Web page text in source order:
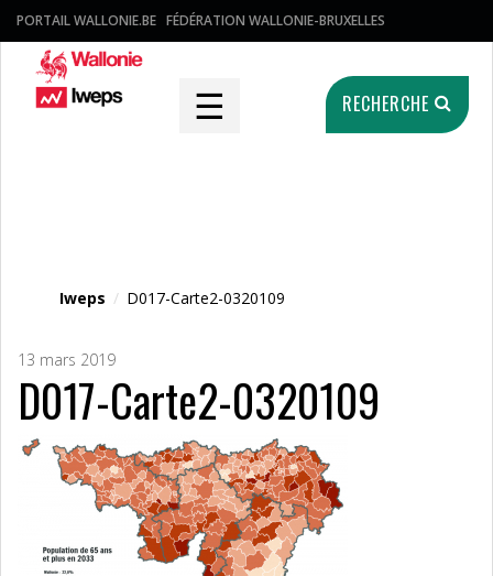
PORTAIL WALLONIE.BE FÉDÉRATION WALLONIE-BRUXELLES
☰ RECHERCHE
Iweps / D017-Carte2-0320109
13 mars 2019
D017-Carte2-0320109